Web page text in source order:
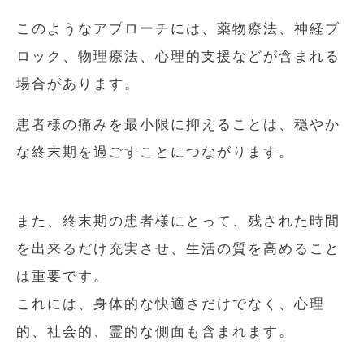
このようなアプローチには、薬物療法、神経ブ
ロック、物理療法、心理的支援などが含まれる
場合があります。
患者様の痛みを最小限に抑えることは、穏やか
な終末期を過ごすことにつながります。
また、終末期の患者様にとって、残された時間
を出来るだけ充実させ、生活の質を高めること
は重要です。
これには、身体的な快適さだけでなく、心理
的、社会的、霊的な側面も含まれます。